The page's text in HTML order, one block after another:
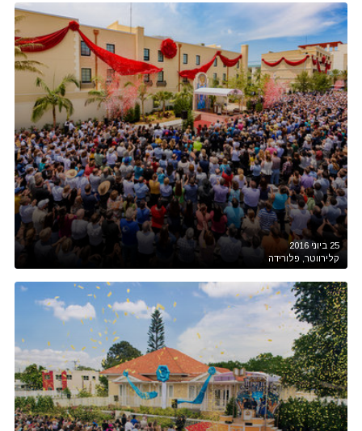
25 ביוני 2016
קלירווטר, פלורידה